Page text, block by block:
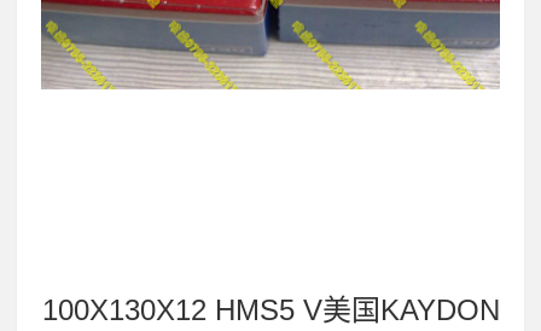
100X130X12 HMS5 V美国KAYDON